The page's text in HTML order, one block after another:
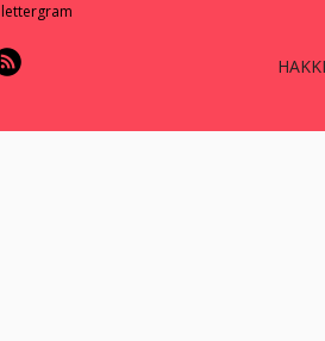
lettergram